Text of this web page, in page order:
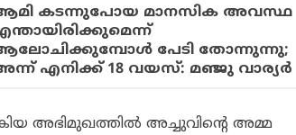
കടന്നുപോയ മാനസിക അവസ്ഥ
പേടി തോന്നുന്നു;
എനിക്ക് 18 വയസ്: മഞ്ജു വാര്യര്‍
അഭിമുഖത്തില്‍ അച്ചുവിന്റെ അമ്മ